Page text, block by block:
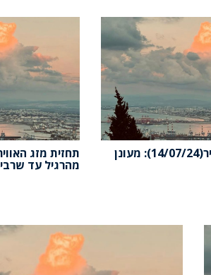
תחזית מזג האוויר(14/07/24): מעונן
מהרגיל עד שרבי